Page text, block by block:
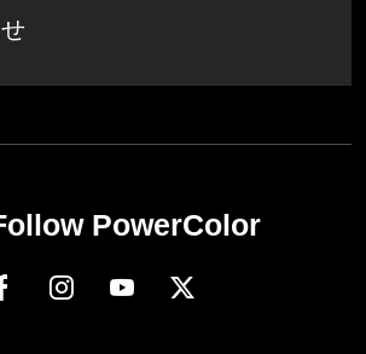
PowerColor